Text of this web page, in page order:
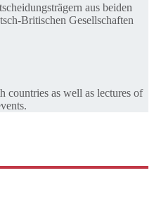
aus beiden
Britischen Gesellschaften
countries as well as lectures of